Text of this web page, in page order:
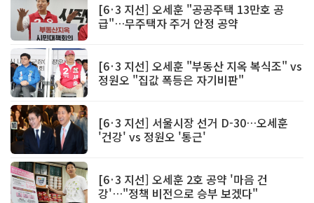
[6·3 지선] 오세훈 "공공주택 13만호 공
급"…무주택자 주거 안정 공약
[6·3 지선] 오세훈 "부동산 지옥 복식조" vs
정원오 "집값 폭등은 자기비판"
[6·3 지선] 서울시장 선거 D-30…오세훈
'건강' vs 정원오 '통근'
[6·3 지선] 오세훈 2호 공약 '마음 건
강'…"정책 비전으로 승부 보겠다"